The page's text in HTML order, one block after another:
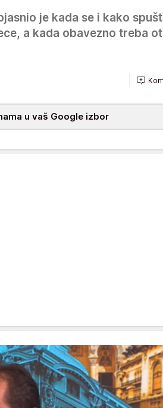
je kada se i kako
a kada obavezno treba
u vaš Google izbor